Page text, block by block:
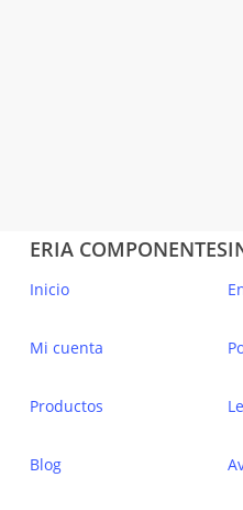
ERIA COMPONENTES
Inicio
Mi cuenta
Productos
Blog